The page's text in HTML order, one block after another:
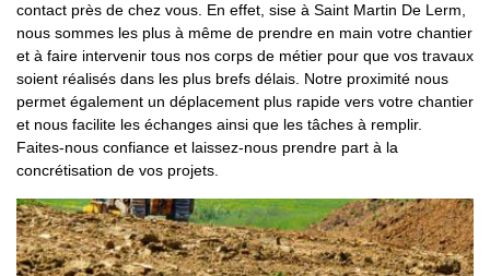
contact près de chez vous. En effet, sise à Saint Martin De Lerm,
nous sommes les plus à même de prendre en main votre chantier
et à faire intervenir tous nos corps de métier pour que vos travaux
soient réalisés dans les plus brefs délais. Notre proximité nous
permet également un déplacement plus rapide vers votre chantier
et nous facilite les échanges ainsi que les tâches à remplir.
Faites-nous confiance et laissez-nous prendre part à la
concrétisation de vos projets.